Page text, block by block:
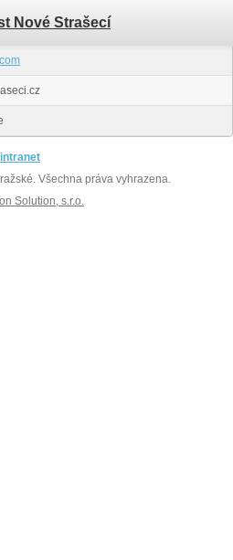
Nové Strašecí
intranet
Všechna práva vyhrazena.
Solution, s.r.o.